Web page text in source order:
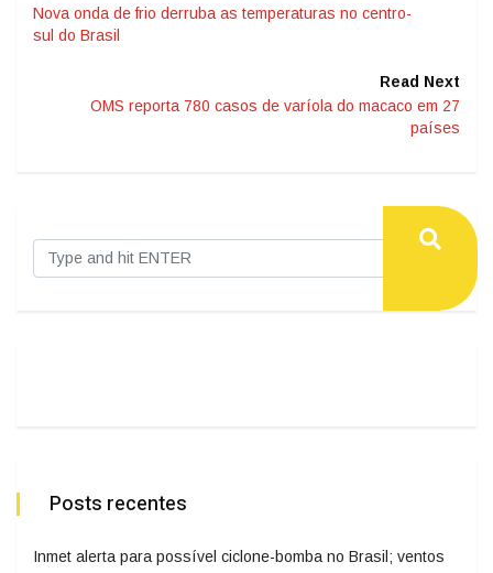
Nova onda de frio derruba as temperaturas no centro-
sul do Brasil
Read Next
OMS reporta 780 casos de varíola do macaco em 27
países
Posts recentes
Inmet alerta para possível ciclone-bomba no Brasil; ventos